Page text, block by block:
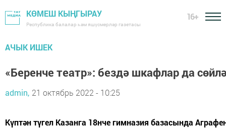
КӨМЕШ КЫҢГЫРАУ
Республика балалар һәм яшүсмерләр газетасы
16+
АЧЫК ИШЕК
«Беренче театр»: бездә шкафлар да
admin, 21 октябрь 2022 - 10:25
Күптән түгел Казанга 18нче гимназия базасында